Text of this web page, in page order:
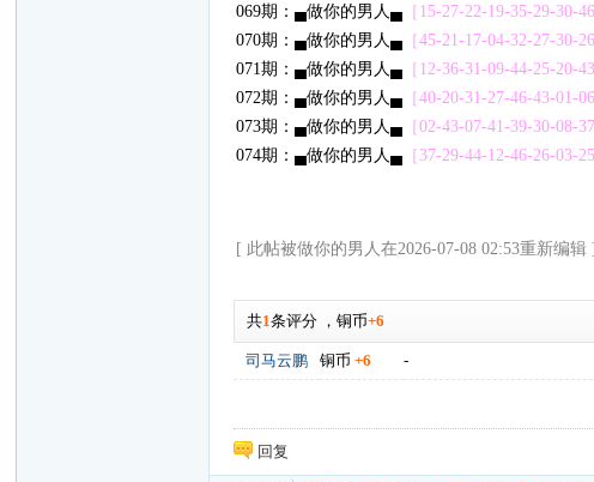
069期：▄做你的男人▄ ［15-27-22-19-35-29-30-
070期：▄做你的男人▄ ［45-21-17-04-32-27-30-
071期：▄做你的男人▄ ［12-36-31-09-44-25-20-
072期：▄做你的男人▄ ［40-20-31-27-46-43-01-
073期：▄做你的男人▄ ［02-43-07-41-39-30-08-
074期：▄做你的男人▄ ［37-29-44-12-46-26-03-
[ 此帖被做你的男人在2026-07-08 02:53重新编辑 ]
共1条评分 ，铜币+6
司马云鹏 铜币+6 -
回复